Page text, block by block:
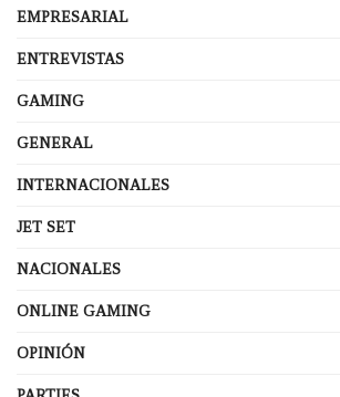
EMPRESARIAL
ENTREVISTAS
GAMING
GENERAL
INTERNACIONALES
JET SET
NACIONALES
ONLINE GAMING
OPINIÓN